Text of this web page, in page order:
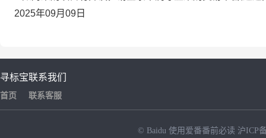
2025年09月09日
寻标宝
首页
联系我们
联系客服
© Baidu 使用爱番番前必读 沪ICP